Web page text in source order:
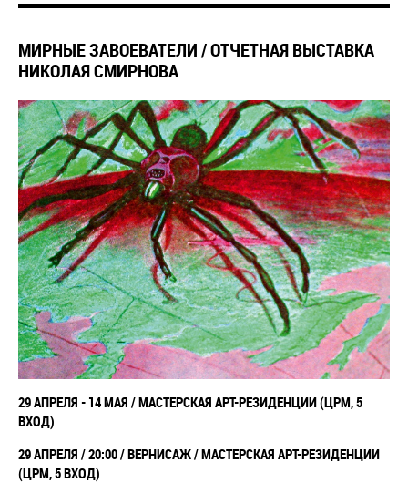
МИРНЫЕ ЗАВОЕВАТЕЛИ / ОТЧЕТНАЯ ВЫСТАВКА
НИКОЛАЯ СМИРНОВА
29 АПРЕЛЯ - 14 МАЯ /МАСТЕРСКАЯ АРТ-РЕЗИДЕНЦИИ (ЦРМ, 5
ВХОД)
29 АПРЕЛЯ / 20:00 / ВЕРНИСАЖ /МАСТЕРСКАЯ АРТ-РЕЗИДЕНЦИИ
(ЦРМ, 5 ВХОД)